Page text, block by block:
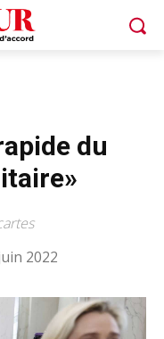
du
2022